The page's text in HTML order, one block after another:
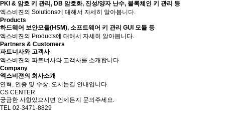
PKI & 암호 키 관리, DB 암호화, 진성/양자 난수, 블록체인 키 관리 등
엑스비젼의 Solutions에 대해서 자세히 알아봅니다.
Products
하드웨어 보안모듈(HSM), 소프트웨어 키 관리 GUI 모듈 등
엑스비젼의 Products에 대해서 자세히 알아봅니다.
Partners & Customers
파트너사와 고객사
엑스비젼의 파트너사와 고객사를 소개합니다.
Company
엑스비젼의 회사소개
연혁, 인증 및 수상, 오시는길 안내입니다.
CS CENTER
궁금한 사항있으시면 언제든지 문의주세요.
TEL 02-3471-8829